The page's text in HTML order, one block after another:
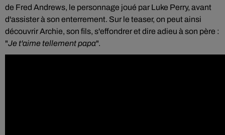
de Fred Andrews, le personnage joué par Luke Perry, avant
d'assister à son enterrement. Sur le teaser, on peut ainsi
découvrir Archie, son fils, s'effondrer et dire adieu à son père :
"Je t'aime tellement papa".